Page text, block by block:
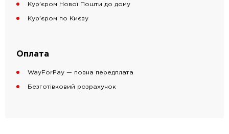
Кур'єром Нової Пошти до дому
Кур'єром по Києву
Оплата
WayForPay — повна передплата
Безготівковий розрахунок